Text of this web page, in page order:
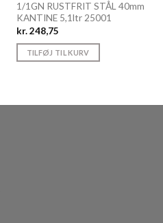
1/1GN RUSTFRIT STÅL 40mm
KANTINE 5,1ltr 25001
kr.248,75
TILFØJ TIL KURV